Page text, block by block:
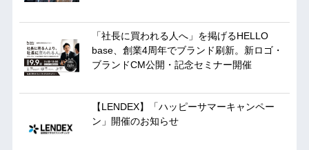
「社長に買われる人へ」を掲げるHELLO
base、創業4周年でブランド刷新。新ロゴ・
ブランドCM公開・記念セミナー開催
【LENDEX】「ハッピーサマーキャンペー
ン」開催のお知らせ